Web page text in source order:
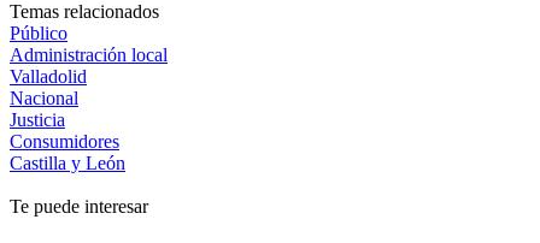
Temas relacionados
Público
Administración local
Valladolid
Nacional
Justicia
Consumidores
Castilla y León
Te puede interesar